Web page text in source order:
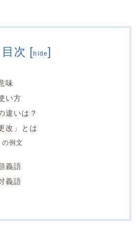
目次 [hide]
味
い方
違いは？
改」とは
の例文
義語
義語